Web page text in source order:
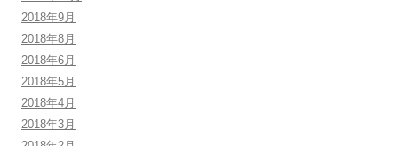
2018年9月
2018年8月
2018年6月
2018年5月
2018年4月
2018年3月